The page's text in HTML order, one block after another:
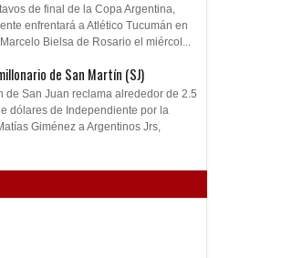
de final de la Copa Argentina,
enfrentará a Atlético Tucumán en
Bielsa de Rosario el miércol...
de San Martín (SJ)
de San Juan reclama alrededor de 2.5
dólares de Independiente por la
Giménez a Argentinos Jrs,